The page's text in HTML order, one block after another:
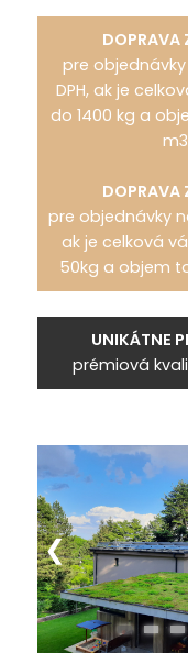
DOPRAVA
pre
DPH, ak je
do 1400 kg a
DOPRAVA
pre objednávky
ak je celková
50kg a objem
UNIKÁTNE
prémiová